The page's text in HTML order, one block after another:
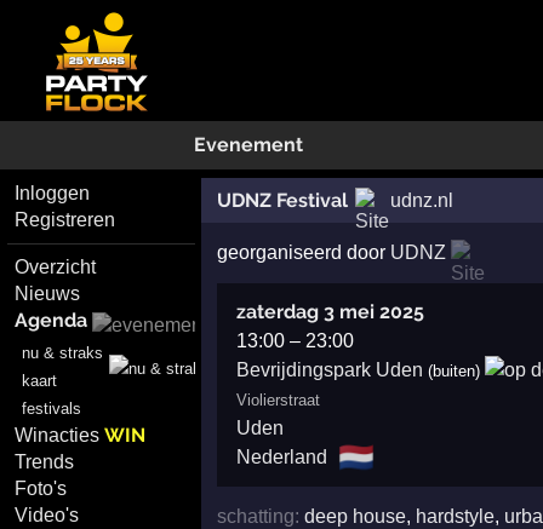
Evenement
Inloggen
Registreren
Overzicht
Nieuws
Agenda
nu & straks
kaart
festivals
WinactiesWIN
Trends
Foto's
Video's
UDNZ Festival udnz.nl
georganiseerd door UDNZ
zaterdag 3 mei 2025
13:00– 23:00
Bevrijdingspark Uden (buiten)
Violierstraat
Uden
Nederland
🇳🇱
schatting: deep house, hardstyle,